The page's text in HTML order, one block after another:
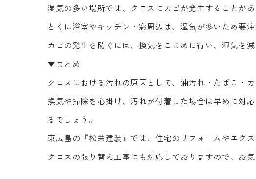
湿気の多い場所では、クロスにカビが発生することがあ
とくに浴室やキッチン・窓周辺は、湿気が多いため要注
カビの発生を防ぐには、換気をこまめに行い、湿気を減
▼まとめ
クロスにおける汚れの原因として、油汚れ・たばこ・カ
換気や掃除を心掛け、汚れが付着した場合は早めに対
るでしょう。
東広島の『松栄建装』では、住宅のリフォームやエク
クロスの張り替え工事にも対応しておりますので、お気